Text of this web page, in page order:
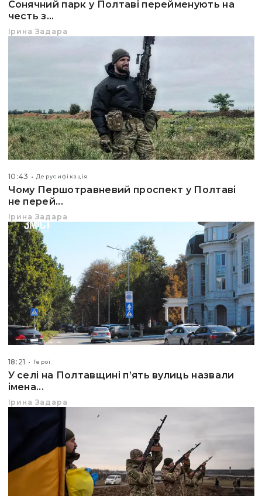
Сонячний парк у Полтаві перейменують на
честь з...
Ірина Задара
10:43 Дерусифікація
Чому Першотравневий проспект у Полтаві
не перей...
Ірина Задара
18:21 Герої
У селі на Полтавщині п’ять вулиць назвали
імена...
Ірина Задара